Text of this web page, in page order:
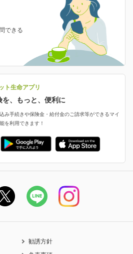
特長
れる理由がわかる！
した！
変更
変更
再開
認
の申し込み など
続き・サービス
ご案内
ージ
できる
ト生命アプリ
を、もっと、便利に
み手続きや保険金・給付金のご請求等ができるマイ
を利用できます！
勧誘方針